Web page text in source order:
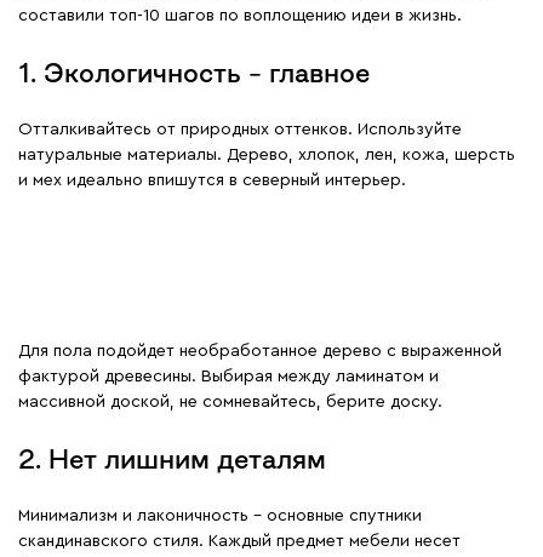
составили топ-10 шагов по воплощению идеи в жизнь.
1. Экологичность – главное
Отталкивайтесь от природных оттенков. Используйте
натуральные материалы. Дерево, хлопок, лен, кожа, шерсть
и мех идеально впишутся в северный интерьер.
Для пола подойдет необработанное дерево с выраженной
фактурой древесины. Выбирая между ламинатом и
массивной доской, не сомневайтесь, берите доску.
2. Нет лишним деталям
Минимализм и лаконичность – основные спутники
скандинавского стиля. Каждый предмет мебели несет